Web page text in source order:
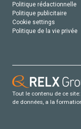
Politique rédactionnelle
Politique publicitaire
Cookie settings
Politique de la vie privée
Tout le contenu de ce
de données, a la